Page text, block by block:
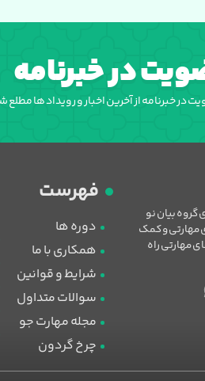
در خبرنامه
در خبرنامه از آخرین اخبار و رویداد ها مطلع
بیان نو
و کمک
مهارتی راه
فهرست
دوره ها
همکاری با ما
شرایط و قوانین
سوالات متداول
مجله مهارت جو
چرخ گردون